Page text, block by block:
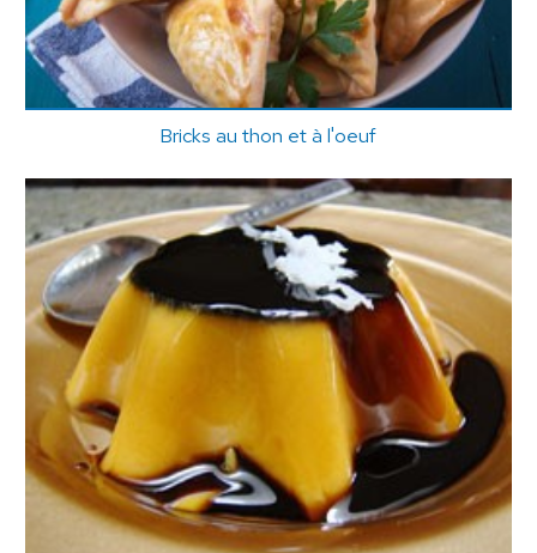
Bricks au thon et à l'oeuf